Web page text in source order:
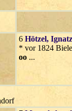
6 Hötzel, Ignatz
* vor 1824
oo ...